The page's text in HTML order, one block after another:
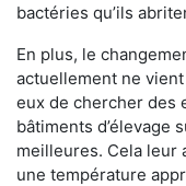
bactéries qu’ils
En plus, le
actuellement ne
eux de chercher des
bâtiments d’élevage
meilleures. Cela leur
une température